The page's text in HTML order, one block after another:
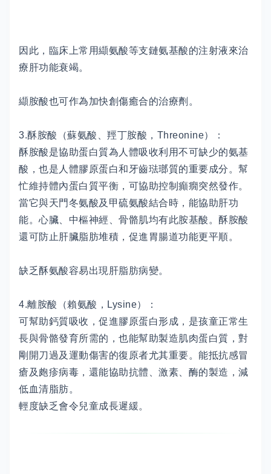
因此，臨床上常用纈氨酸等支鏈氨基酸的注射液來治
療肝功能衰竭。
纈胺酸也可作為加快創傷癒合的治療劑。
3.酥胺酸（蘇氨酸、羥丁胺酸，Threonine）：
酥胺酸是協助蛋白質為人體吸收利用不可缺少的氨基
酸，也是人體膠原蛋白和牙齒琺瑯質的重要成分。幫
忙維持體內蛋白質平衡，可協助控制癲癇突然發作。
當它與天門冬氨酸及甲硫氨酸結合時，能協助肝功
能。心臟、中樞神經、骨骼肌均有此胺基酸。酥胺酸
還可防止肝臟脂肪堆積，促進胃腸道功能更平順。
缺乏酥氨酸容易出現肝脂肪病變。
4.離胺酸（賴氨酸，Lysine）：
可幫助鈣質吸收，促進膠原蛋白形成，是孩童正常生
長與骨骼發育所需的，也能幫助製造肌肉蛋白質，對
剛開刀過及運動傷害的復原者尤其重要。能抵抗感冒
瘡及皰疹病毒，還能協助抗體、激素、酶的製造，減
低血清脂肪。
輕度缺乏會令兒童成長遲緩。